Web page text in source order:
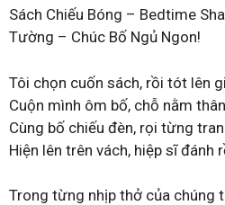
Sách Chiếu Bóng – Bedtime
Tường – Chúc Bố Ngủ Ngon!
Tôi chọn cuốn sách, rồi tót lên
Cuộn mình ôm bố, chỗ nằm
Cùng bố chiếu đèn, rọi từng
Hiện lên trên vách, hiệp sĩ đánh
Trong từng nhịp thở của chúng